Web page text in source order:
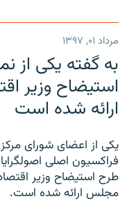
مرداد ۰۱, ۱۳۹۷
به گفته یکی از
استیضاح وزیر
ارائه شده است
یکی از اعضای شورای
فراکسیون اصلی
مجلس ارائه شده است.